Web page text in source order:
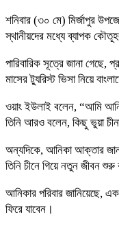
শনিবার (৩০ মে) মির্জাপুর
স্থানীয়দের মধ্যে ব্যাপক
পারিবারিক সূত্রে জানা
মাসের ট্যুরিস্ট ভিসা নিয়ে
ওয়াং ইউলাই বলেন, “আমি
তিনি আরও বলেন, কিছু ভুয়া
অন্যদিকে, আনিকা আক্তার
তিনি চীনে গিয়ে নতুন জীবন
আনিকার পরিবার জানিয়েছে,
ফিরে যাবেন।